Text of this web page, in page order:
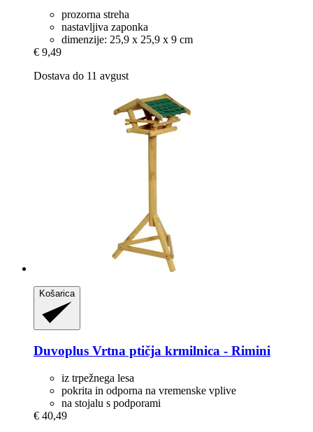
prozorna streha
nastavljiva zaponka
dimenzije: 25,9 x 25,9 x 9 cm
€ 9,49
Dostava do 11 avgust
Košarica
Duvoplus Vrtna ptičja krmilnica -​ Rimini
iz trpežnega lesa
pokrita in odporna na vremenske vplive
na stojalu s podporami
€ 40,49